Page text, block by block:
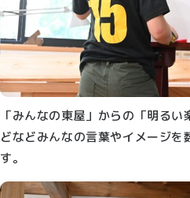
「みんなの東屋」からの「明る
どなどみんなの言葉やイメージを
す。